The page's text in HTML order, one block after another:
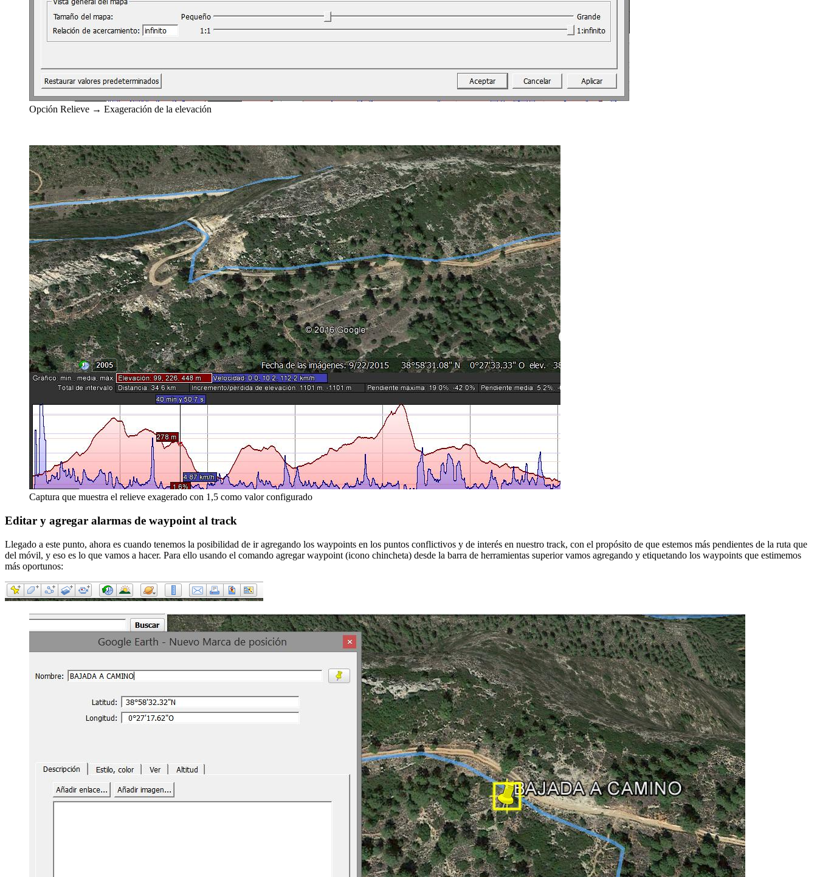
Opción Relieve → Exageración de la elevación
Captura que muestra el relieve exagerado con 1,5 como valor configurado
Editar y agregar alarmas de waypoint al track
Llegado a este punto, ahora es cuando tenemos la posibilidad de ir agregando los waypoints en los puntos conflictivos y de interés en nuestro track, con el propósito de que estemos más pendientes de la ruta que
del móvil, y eso es lo que vamos a hacer. Para ello usando el comando agregar waypoint (icono chincheta) desde la barra de herramientas superior vamos agregando y etiquetando los waypoints que estimemos
más oportunos: